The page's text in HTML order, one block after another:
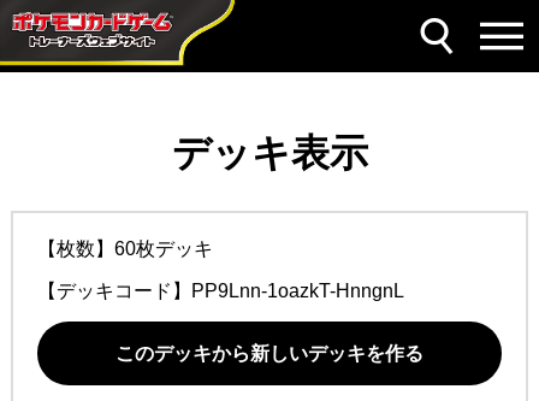
デッキ表示
【枚数】60枚デッキ
【デッキコード】 PP9Lnn-1oazkT-HnngnL
このデッキから新しいデッキを作る